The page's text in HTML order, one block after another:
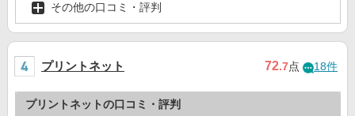
その他の口コミ・評判
プリントネット 72.7点 18件
プリントネットの口コミ・評判